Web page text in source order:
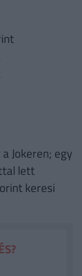
Jokeren; egy
lett
keresi